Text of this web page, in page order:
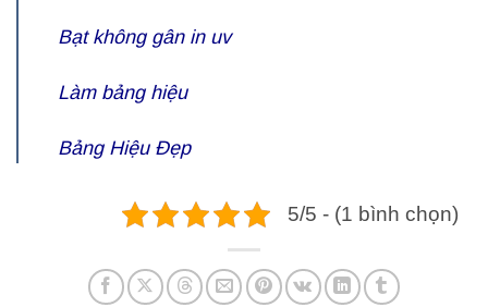
Bạt không gân in uv
Làm bảng hiệu
Bảng Hiệu Đẹp
5/5 - (1 bình chọn)